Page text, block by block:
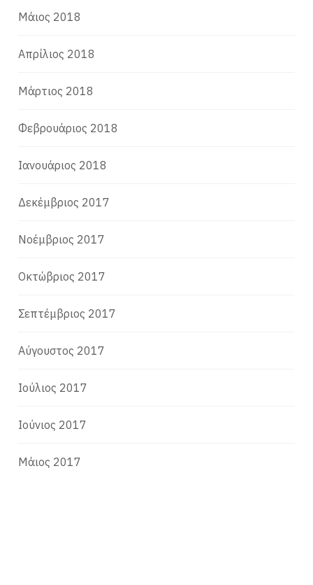
Μάιος 2018
Απρίλιος 2018
Μάρτιος 2018
Φεβρουάριος 2018
Ιανουάριος 2018
Δεκέμβριος 2017
Νοέμβριος 2017
Οκτώβριος 2017
Σεπτέμβριος 2017
Αύγουστος 2017
Ιούλιος 2017
Ιούνιος 2017
Μάιος 2017